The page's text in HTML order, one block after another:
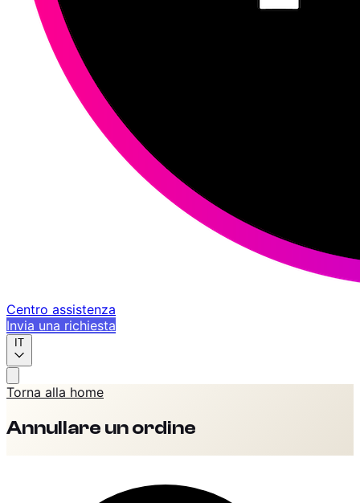
Centro assistenza
Invia una richiesta
IT
Torna alla home
Annullare un ordine